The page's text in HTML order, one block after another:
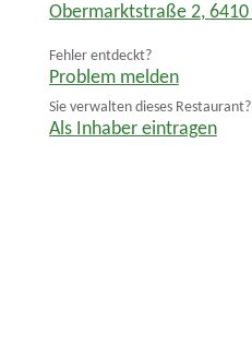
Obermarktstraße 2, 6410
Fehler entdeckt?
Problem melden
Sie verwalten dieses Restaurant?
Als Inhaber eintragen